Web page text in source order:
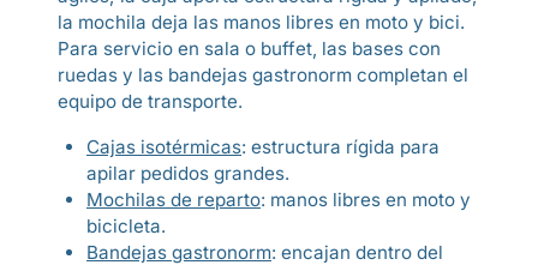
la mochila deja las manos libres en moto y bici.
Para servicio en sala o buffet, las bases con
ruedas y las bandejas gastronorm completan el
equipo de transporte.
Cajas isotérmicas: estructura rígida para
apilar pedidos grandes.
Mochilas de reparto: manos libres en moto y
bicicleta.
Bandejas gastronorm: encajan dentro del